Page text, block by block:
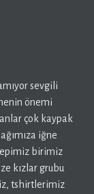
sevgili
önemi
çok kaypak
iğne
birimiz
kızlar grubu
tshirtlerimiz